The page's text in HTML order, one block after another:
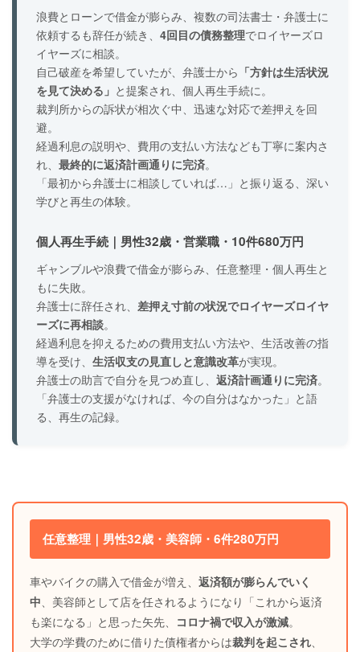
浪費とローンで借金が膨らみ、複数の司法書士・弁護士に
依頼するも辞任が続き、 4回目の債務整理でロイヤーズロ
イヤーズに相談。
自己破産を希望していたが、弁護士から 「方針は生活状況
を見て決める」 と提案され、個人再生手続に。
裁判所からの訴状が相次ぐ中、迅速な対応で差押えを回
避。
経過利息の説明や、費用の支払い方法なども丁寧に案内さ
れ、 最終的に返済計画通りに完済。
「最初から弁護士に相談していれば…」と振り返る、深い
学びと再生の体験。
個人再生手続｜男性32歳・営業職・10件680万円
ギャンブルや浪費で借金が膨らみ、任意整理・個人再生と
もに失敗。
弁護士に辞任され、 差押え寸前の状況でロイヤーズロイヤ
ーズに再相談。
経過利息を抑えるための費用支払い方法や、生活改善の指
導を受け、 生活収支の見直しと意識改革が実現。
弁護士の助言で自分を見つめ直し、 返済計画通りに完済。
「弁護士の支援がなければ、今の自分はなかった」と語
る、再生の記録。
任意整理｜男性32歳・美容師・6件280万円
車やバイクの購入で借金が増え、 返済額が膨らんでいく
中 、美容師として店を任されるようになり「これから返済
も楽になる」と思った矢先、 コロナ禍で収入が激減。
大学の学費のために借りた債権者からは裁判を起こされ